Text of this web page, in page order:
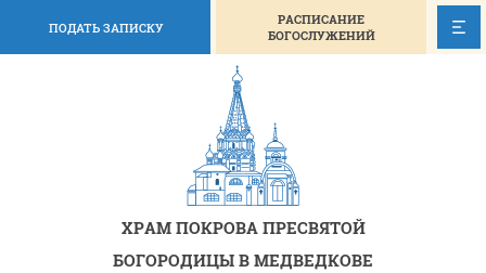
ПОДАТЬ ЗАПИСКУ
РАСПИСАНИЕ
БОГОСЛУЖЕНИЙ
ХРАМ ПОКРОВА ПРЕСВЯТОЙ
БОГОРОДИЦЫ В МЕДВЕДКОВЕ